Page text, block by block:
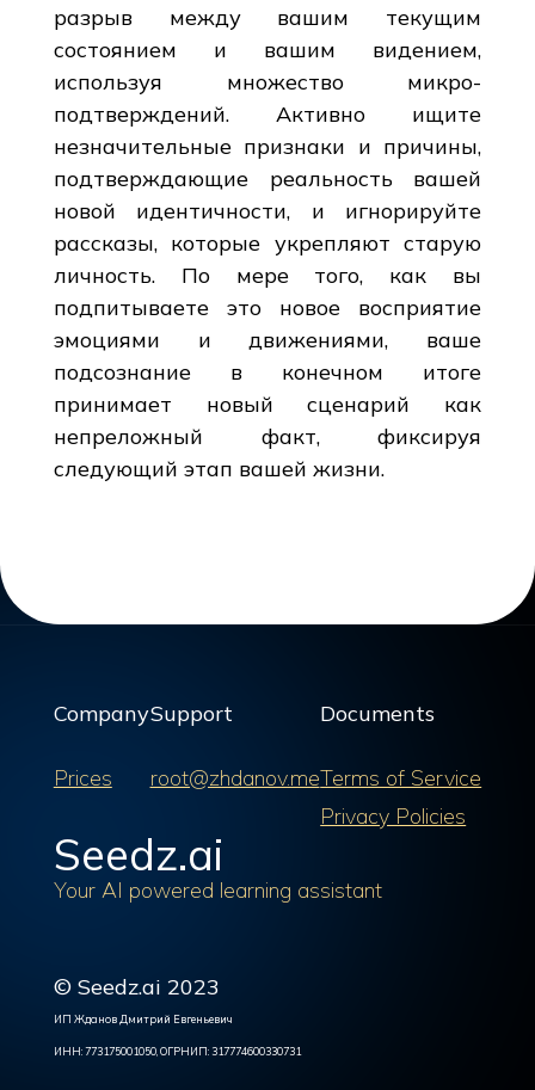
разрыв между вашим текущим
состоянием и вашим видением,
используя множество микро-
подтверждений. Активно ищите
незначительные признаки и причины,
подтверждающие реальность вашей
новой идентичности, и игнорируйте
рассказы, которые укрепляют старую
личность. По мере того, как вы
подпитываете это новое восприятие
эмоциями и движениями, ваше
подсознание в конечном итоге
принимает новый сценарий как
непреложный факт, фиксируя
следующий этап вашей жизни.
Company
Prices
Support
root@zhdanov.me
Documents
Terms of Service
Privacy Policies
Seedz.ai
Your AI powered learning assistant
© Seedz.ai 2023
ИП Жданов Дмитрий Евгеньевич
ИНН: 773175001050, ОГРНИП: 317774600330731